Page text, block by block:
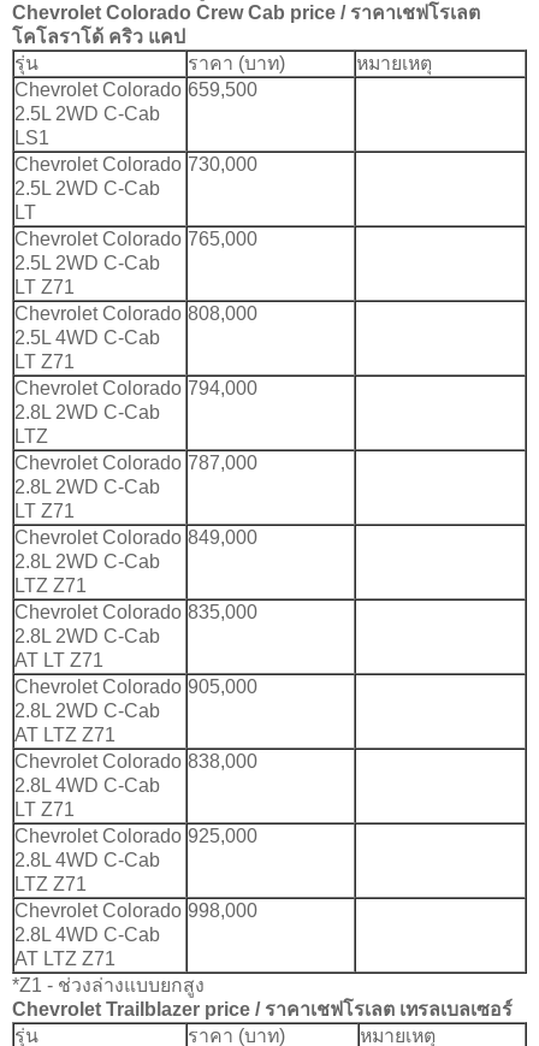
Chevrolet Colorado Crew Cab price / ราคาเชฟโรเลต
โคโลราโด้ คริว แคป
รุ่น
ราคา (บาท)
หมายเหตุ
Chevrolet Colorado
2.5L 2WD C-Cab
LS1
659,500
Chevrolet Colorado
2.5L 2WD C-Cab
LT
730,000
Chevrolet Colorado
2.5L 2WD C-Cab
LT Z71
765,000
Chevrolet Colorado
2.5L 4WD C-Cab
LT Z71
808,000
Chevrolet Colorado
2.8L 2WD C-Cab
LTZ
794,000
Chevrolet Colorado
2.8L 2WD C-Cab
LT Z71
787,000
Chevrolet Colorado
2.8L 2WD C-Cab
LTZ Z71
849,000
Chevrolet Colorado
2.8L 2WD C-Cab
AT LT Z71
835,000
Chevrolet Colorado
2.8L 2WD C-Cab
AT LTZ Z71
905,000
Chevrolet Colorado
2.8L 4WD C-Cab
LT Z71
838,000
Chevrolet Colorado
2.8L 4WD C-Cab
LTZ Z71
925,000
Chevrolet Colorado
2.8L 4WD C-Cab
AT LTZ Z71
998,000
*Z1 - ช่วงล่างแบบยกสูง
Chevrolet Trailblazer price / ราคาเชฟโรเลต เทรลเบลเซอร์
รุ่น
ราคา (บาท)
หมายเหตุ